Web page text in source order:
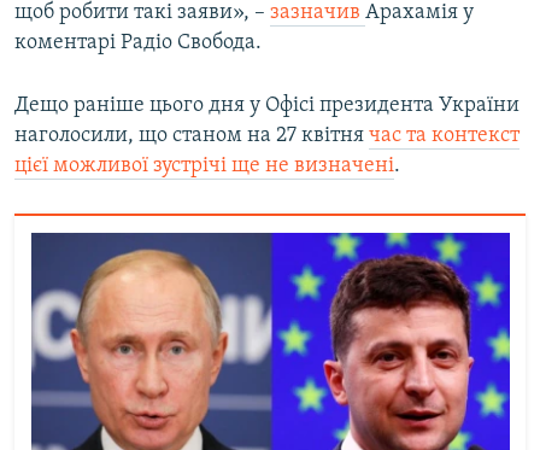
щоб робити такі заяви», – зазначив Арахамія у
коментарі Радіо Свобода.
Дещо раніше цього дня у Офісі президента України
наголосили, що станом на 27 квітня час та контекст
цієї можливої зустрічі ще не визначені.